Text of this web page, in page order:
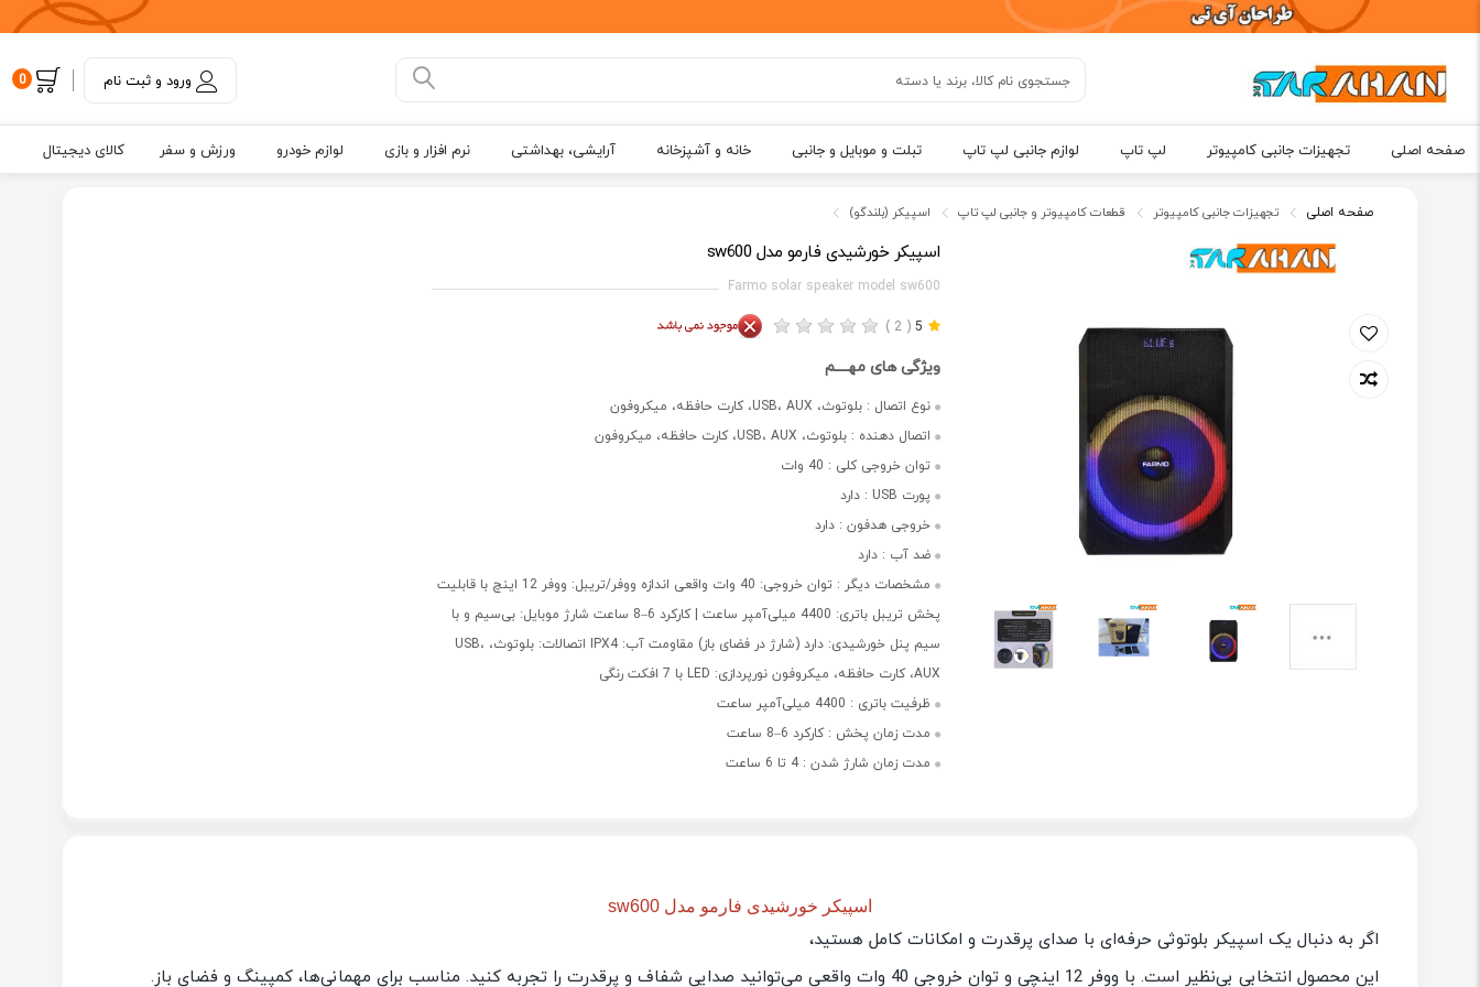
ورود و ثبت نام 0
صفحه اصلی تجهیزات جانبی کامپیوتر لپ تاپ لوازم جانبی لپ تاپ تبلت و موبایل و جانبی خانه و آشپزخانه آرایشی، بهداشتی نرم افزار و بازی لوازم خودرو ورزش و سفر کالای دیجیتال
صفحه اصلی تجهیزات جانبی کامپیوتر قطعات کامپیوتر و جانبی لپ تاپ اسپیکر (بلندگو)
اسپیکر خورشیدی فارمو مدل sw600
Farmo solar speaker model sw600
5
( 2 )
ویژگی های مهــــم
نوع اتصال :بلوتوث، USB، AUX، کارت حافظه، میکروفون
اتصال دهنده :بلوتوث، USB، AUX، کارت حافظه، میکروفون
توان خروجی کلی : 40 وات
پورت USB :
دارد
خروجی هدفون :دارد
ضد آب :دارد
مشخصات دیگر :
توان خروجی: 40 وات واقعی اندازه ووفر/تریبل: ووفر 12 اینچ با قابلیت
پخش تریبل باتری: 4400 میلی‌آمپر ساعت | کارکرد 6–8 ساعت شارژ موبایل: بی‌سیم و با
سیم پنل خورشیدی: دارد (شارژ در فضای باز) مقاومت آب: IPX4 اتصالات: بلوتوث، USB،
AUX، کارت حافظه، میکروفون نورپردازی: LED با 7 افکت رنگی
ظرفیت باتری : 4400 میلی‌آمپر ساعت
مدت زمان پخش :کارکرد 6–8 ساعت
مدت زمان شارژ شدن :4 تا 6 ساعت
اسپیکر خورشیدی فارمو مدل sw600
اگر به دنبال یک اسپیکر بلوتوثی حرفهای با صدای پرقدرت و امکانات کامل هستید،
این محصول انتخابی بینظیر است. با ووفر 12 اینچی و توان خروجی 40 وات واقعی می توانید صدایی شفاف و پرقدرت را تجربه کنید. مناسب برای مهمانیها، کمپینگ و فضای باز.